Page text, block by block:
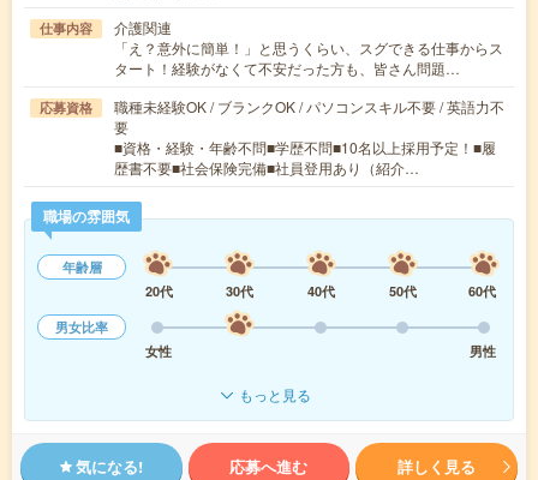
仕事内容
介護関連
「え？意外に簡単！」と思うくらい、スグできる仕事からス
タート！経験がなくて不安だった方も、皆さん問題…
応募資格
職種未経験OK / ブランクOK / パソコンスキル不要 / 英語力不
要
■資格・経験・年齢不問■学歴不問■10名以上採用予定！■履
歴書不要■社会保険完備■社員登用あり（紹介…
職場の雰囲気
年齢層
20代
30代 40代 50代
60代
男女比率
女性
男性
もっと見る
気になる! 応募へ進む 詳しく見る